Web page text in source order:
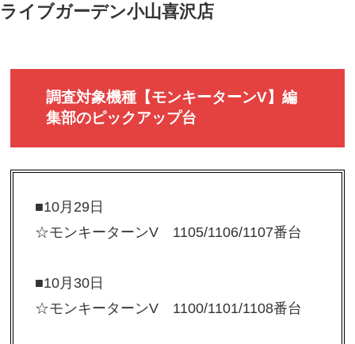
ライブガーデン小山喜沢店
調査対象機種【モンキーターンV】編
集部のピックアップ台
■10月29日
☆モンキーターンV 1105/1106/1107番台
■10月30日
☆モンキーターンV 1100/1101/1108番台